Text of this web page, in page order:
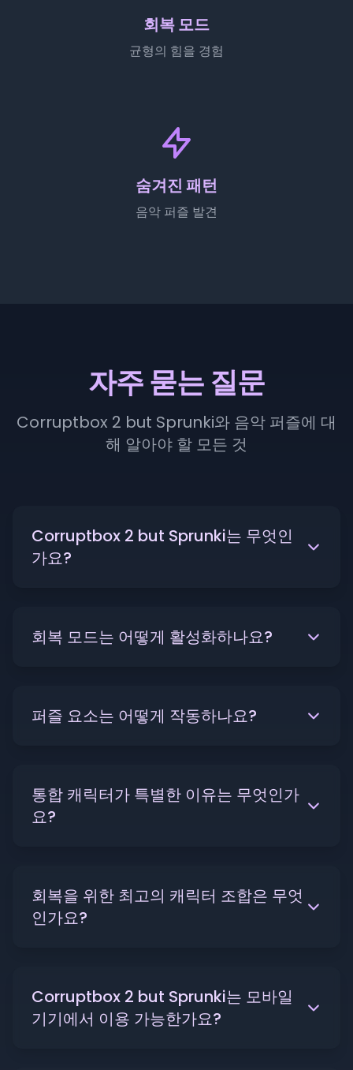
회복 모드
균형의 힘을 경험
숨겨진 패턴
음악 퍼즐 발견
자주 묻는 질문
Corruptbox 2 but Sprunki와 음악 퍼즐에 대
해 알아야 할 모든 것
Corruptbox 2 but Sprunki는 무엇인
가요?
회복 모드는 어떻게 활성화하나요?
퍼즐 요소는 어떻게 작동하나요?
통합 캐릭터가 특별한 이유는 무엇인가
요?
회복을 위한 최고의 캐릭터 조합은 무엇
인가요?
Corruptbox 2 but Sprunki는 모바일
기기에서 이용 가능한가요?